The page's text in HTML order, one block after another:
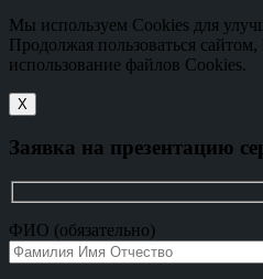
Мы используем Cookies для
Продолжая пользоваться сайтом,
использование файлов Cookies.
X
Заявка на презентацию
ФИО (обязательно)